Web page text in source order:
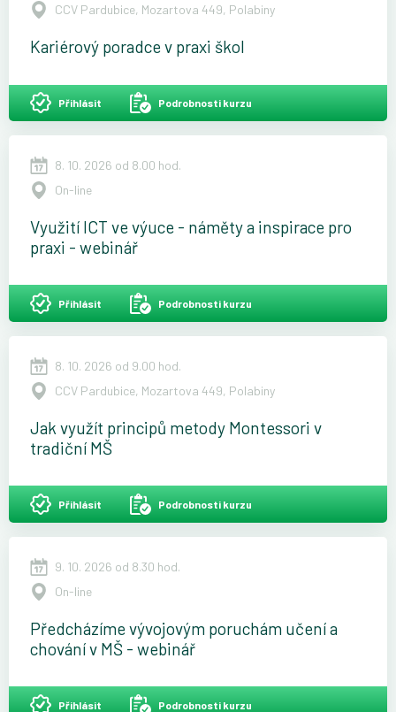
CCV Pardubice, Mozartova 449, Polabiny
Kariérový poradce v praxi škol
Přihlásit Podrobnosti kurzu
8. 10. 2026 od 8.00 hod.
On-line
Využití ICT ve výuce - náměty a inspirace pro
praxi - webinář
Přihlásit Podrobnosti kurzu
8. 10. 2026 od 9.00 hod.
CCV Pardubice, Mozartova 449, Polabiny
Jak využít principů metody Montessori v
tradiční MŠ
Přihlásit Podrobnosti kurzu
9. 10. 2026 od 8.30 hod.
On-line
Předcházíme vývojovým poruchám učení a
chování v MŠ - webinář
Přihlásit Podrobnosti kurzu